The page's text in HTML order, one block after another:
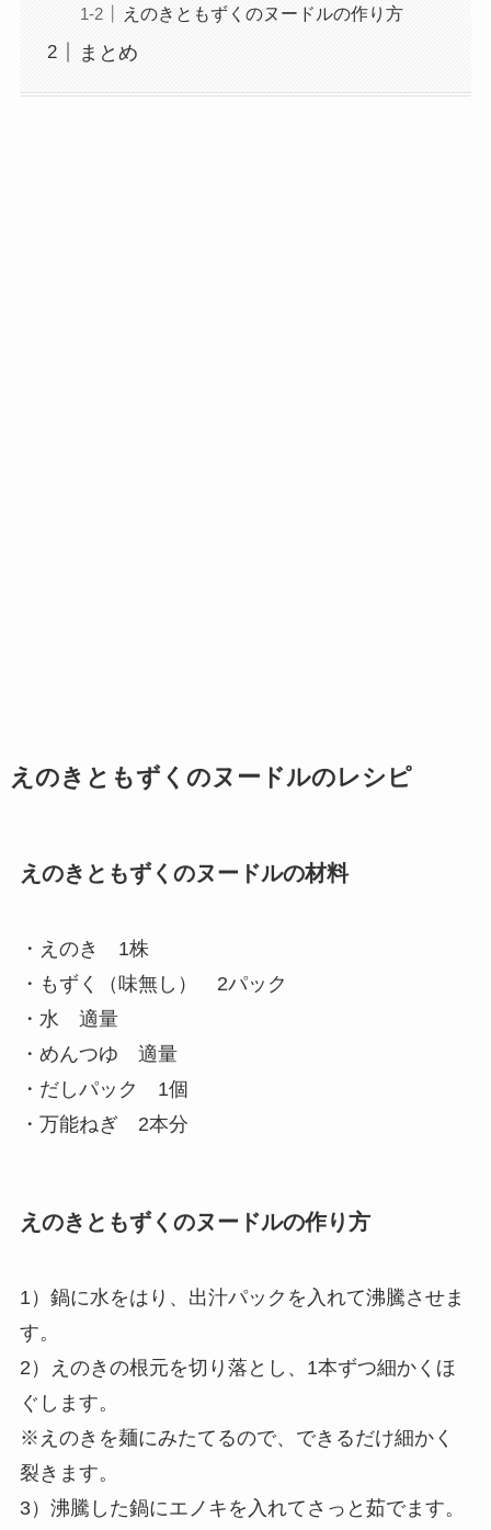
えのきともずくのヌードルの作り方
まとめ
えのきともずくのヌードルのレシピ
えのきともずくのヌードルの材料
・えのき 1株
・もずく（味無し） 2パック
・水 適量
・めんつゆ 適量
・だしパック 1個
・万能ねぎ 2本分
えのきともずくのヌードルの作り方
1）鍋に水をはり、出汁パックを入れて沸騰させま
す。
2）えのきの根元を切り落とし、1本ずつ細かくほ
ぐします。
※えのきを麺にみたてるので、できるだけ細かく
裂きます。
3）沸騰した鍋にエノキを入れてさっと茹でます。